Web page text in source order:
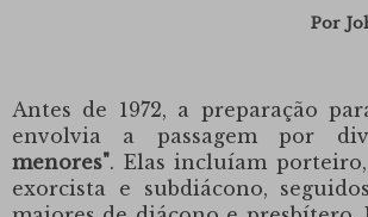
Por
Antes de 1972, a preparação
envolvia a passagem por
menores". Elas incluíam
exorcista e subdiácono,